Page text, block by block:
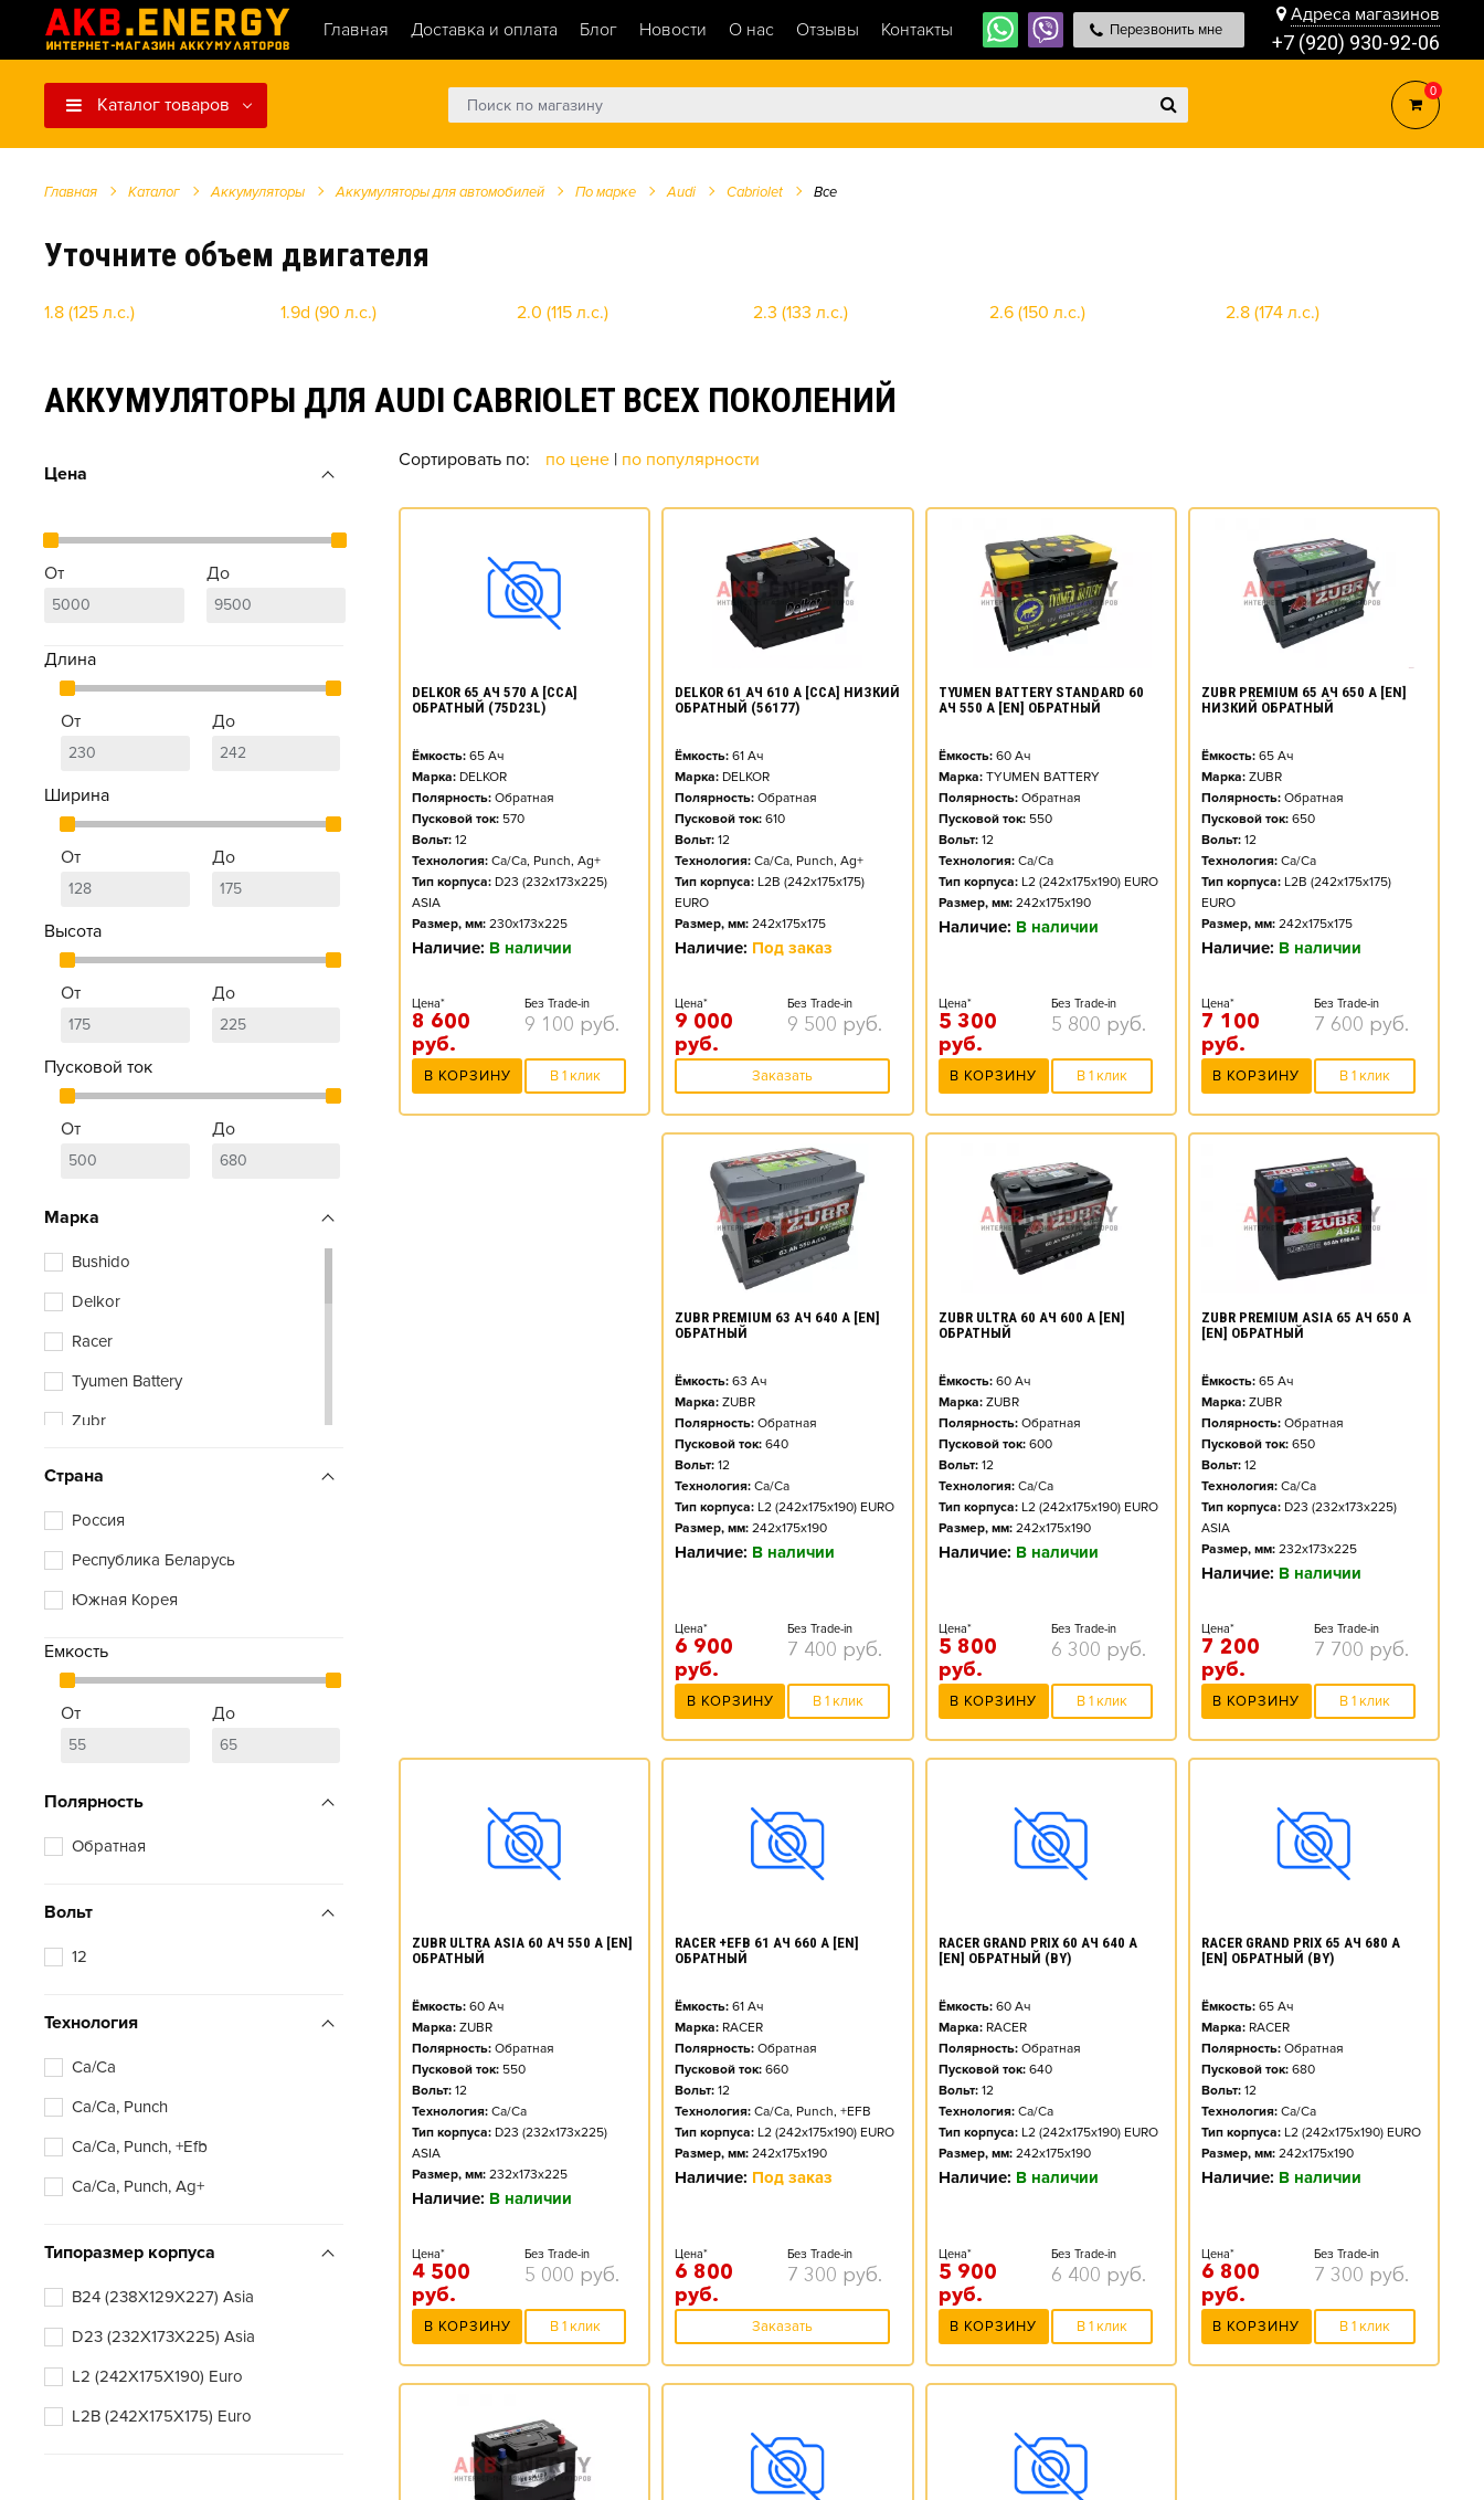
Главная Доставка и оплата Блог Новости О нас Отзывы Контакты Перезвонить мне
Адреса магазинов
+7 (920) 930-92-06
Каталог товаров
0
Главная Каталог Аккумуляторы Аккумуляторы для автомобилей По марке Audi Cabriolet Все
Уточните объем двигателя
1.8 (125 л.с.) 1.9d (90 л.с.) 2.0 (115 л.с.) 2.3 (133 л.с.) 2.6 (150 л.с.) 2.8 (174 л.с.)
АККУМУЛЯТОРЫ ДЛЯ AUDI CABRIOLET ВСЕХ ПОКОЛЕНИЙ
Цена
От До
Длина
От До
Ширина
От До
Высота
От До
Пусковой ток
От До
Марка
Bushido
Delkor
Racer
Tyumen Battery
Zubr
Страна
Россия
Республика Беларусь
Южная Корея
Емкость
От До
Полярность
Обратная
Вольт
12
Технология
Ca/Ca
Ca/Ca, Punch
Ca/Ca, Punch, +Efb
Ca/Ca, Punch, Ag+
Типоразмер корпуса
B24 (238X129X227) Asia
D23 (232X173X225) Asia
L2 (242X175X190) Euro
L2B (242X175X175) Euro
Сортировать по: по цене | по популярности
DELKOR 65 АЧ 570 А [CCA]
ОБРАТНЫЙ (75D23L)
Ёмкость: 65 Ач
Марка: DELKOR
Полярность: Обратная
Пусковой ток: 570
Вольт: 12
Технология: Ca/Ca, Punch, Ag+
Тип корпуса: D23 (232x173x225)
ASIA
Размер, мм: 230x173x225
Наличие: В наличии
Цена*
8 600
руб.
Без Trade-in
9 100 руб.
В КОРЗИНУ В 1 клик
DELKOR 61 АЧ 610 А [CCA] НИЗКИЙ
ОБРАТНЫЙ (56177)
Ёмкость: 61 Ач
Марка: DELKOR
Полярность: Обратная
Пусковой ток: 610
Вольт: 12
Технология: Ca/Ca, Punch, Ag+
Тип корпуса: L2B (242x175x175)
EURO
Размер, мм: 242x175x175
Наличие: Под заказ
Цена*
9 000
руб.
Без Trade-in
9 500 руб.
Заказать
TYUMEN BATTERY STANDARD 60
АЧ 550 А [EN] ОБРАТНЫЙ
Ёмкость: 60Ач
Марка: TYUMEN BATTERY
Полярность: Обратная
Пусковой ток: 550
Вольт: 12
Технология: Ca/Ca
Тип корпуса: L2 (242x175x190) EURO
Размер, мм: 242x175x190
Наличие: В наличии
Цена*
5 300
руб.
Без Trade-in
5 800 руб.
В КОРЗИНУ В 1 клик
ZUBR PREMIUM 65 АЧ 650 А [EN]
НИЗКИЙ ОБРАТНЫЙ
Ёмкость: 65Ач
Марка: ZUBR
Полярность: Обратная
Пусковой ток: 650
Вольт: 12
Технология: Ca/Ca
Тип корпуса: L2B (242x175x175)
EURO
Размер, мм: 242x175x175
Наличие: В наличии
Цена*
7 100
руб.
Без Trade-in
7 600 руб.
В КОРЗИНУ В 1 клик
ZUBR PREMIUM 63 АЧ 640 А [EN]
ОБРАТНЫЙ
Ёмкость: 63 Ач
Марка: ZUBR
Полярность: Обратная
Пусковой ток: 640
Вольт: 12
Технология: Ca/Ca
Тип корпуса: L2 (242x175x190) EURO
Размер, мм: 242x175x190
Наличие: В наличии
Цена*
6 900
руб.
Без Trade-in
7 400 руб.
В КОРЗИНУ В 1 клик
ZUBR ULTRA 60 АЧ 600 А [EN]
ОБРАТНЫЙ
Ёмкость: 60Ач
Марка: ZUBR
Полярность: Обратная
Пусковой ток: 600
Вольт: 12
Технология: Ca/Ca
Тип корпуса: L2 (242x175x190) EURO
Размер, мм: 242x175x190
Наличие: В наличии
Цена*
5 800
руб.
Без Trade-in
6 300 руб.
В КОРЗИНУ В 1 клик
ZUBR PREMIUM ASIA 65 АЧ 650 А
[EN] ОБРАТНЫЙ
Ёмкость: 65Ач
Марка: ZUBR
Полярность: Обратная
Пусковой ток: 650
Вольт: 12
Технология: Ca/Ca
Тип корпуса: D23 (232x173x225)
ASIA
Размер, мм: 232x173x225
Наличие: В наличии
Цена*
7 200
руб.
Без Trade-in
7 700 руб.
В КОРЗИНУ В 1 клик
ZUBR ULTRA ASIA 60 АЧ 550 А [EN]
ОБРАТНЫЙ
Ёмкость: 60 Ач
Марка: ZUBR
Полярность: Обратная
Пусковой ток: 550
Вольт: 12
Технология: Ca/Ca
Тип корпуса: D23 (232x173x225)
ASIA
Размер, мм: 232x173x225
Наличие: В наличии
Цена*
4 500
руб.
Без Trade-in
5 000 руб.
В КОРЗИНУ В 1 клик
RACER +EFB 61 АЧ 660 А [EN]
ОБРАТНЫЙ
Ёмкость: 61 Ач
Марка: RACER
Полярность: Обратная
Пусковой ток: 660
Вольт: 12
Технология: Ca/Ca, Punch, +EFB
Тип корпуса: L2 (242x175x190) EURO
Размер, мм: 242x175x190
Наличие: Под заказ
Цена*
6 800
руб.
Без Trade-in
7 300 руб.
Заказать
RACER GRAND PRIX 60 АЧ 640 А
[EN] ОБРАТНЫЙ (BY)
Ёмкость: 60Ач
Марка: RACER
Полярность: Обратная
Пусковой ток: 640
Вольт: 12
Технология: Ca/Ca
Тип корпуса: L2 (242x175x190) EURO
Размер, мм: 242x175x190
Наличие: В наличии
Цена*
5 900
руб.
Без Trade-in
6 400 руб.
В КОРЗИНУ В 1 клик
RACER GRAND PRIX 65 АЧ 680 А
[EN] ОБРАТНЫЙ (BY)
Ёмкость: 65Ач
Марка: RACER
Полярность: Обратная
Пусковой ток: 680
Вольт: 12
Технология: Ca/Ca
Тип корпуса: L2 (242x175x190) EURO
Размер, мм: 242x175x190
Наличие: В наличии
Цена*
6 800
руб.
Без Trade-in
7 300 руб.
В КОРЗИНУ В 1 клик